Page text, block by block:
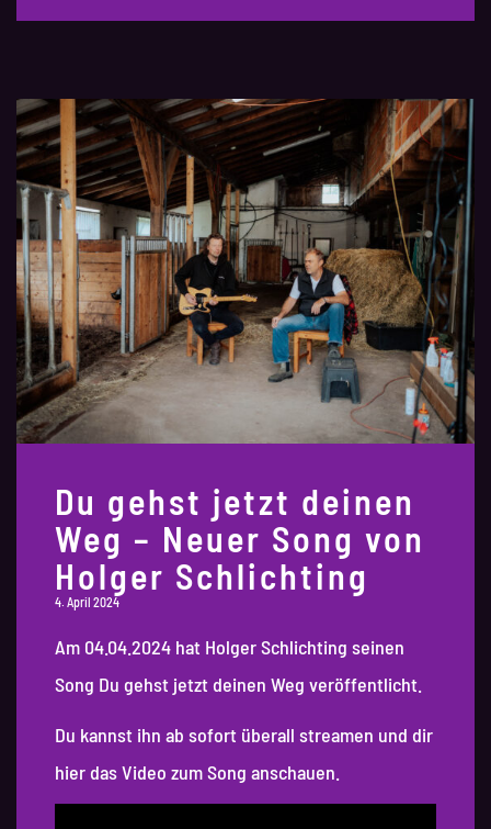
Du gehst jetzt deinen
Weg – Neuer Song von
Holger Schlichting
4. April 2024
Am 04.04.2024 hat Holger Schlichting seinen
Song Du gehst jetzt deinen Weg veröffentlicht.
Du kannst ihn ab sofort überall streamen und dir
hier das Video zum Song anschauen.